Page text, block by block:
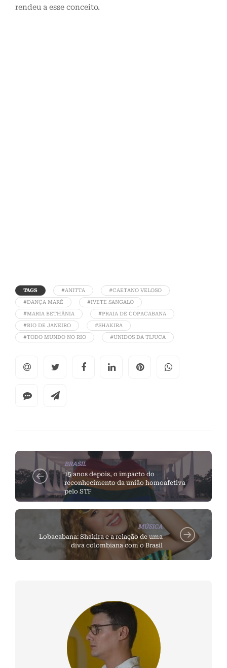
rendeu a esse conceito.
TAGS #ANITTA #CAETANO VELOSO
#DANÇA MARÉ #IVETE SANGALO
#MARIA BETHÂNIA #PRAIA DE COPACABANA
#RIO DE JANEIRO #SHAKIRA
#TODO MUNDO NO RIO #UNIDOS DA TIJUCA
BRASIL
15 anos depois, o impacto do
reconhecimento da união homoafetiva
pelo STF
MÚSICA
Lobacabana: Shakira e a relação de uma
diva colombiana com o Brasil